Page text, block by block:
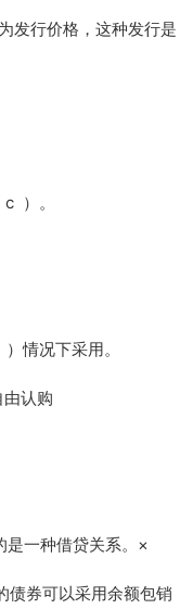
发行价格，这种发行是
）。
情况下采用。
认购
是一种借贷关系。×
债券可以采用余额包销